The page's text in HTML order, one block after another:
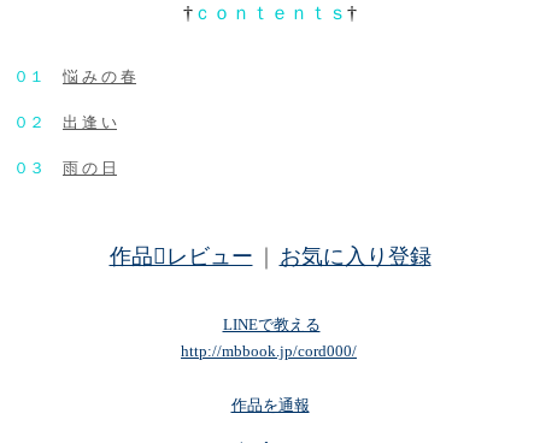
† ｃｏｎｔｅｎｔｓ †
０１ 悩 み の 春
０２ 出 逢 い
０３ 雨 の 日
作品レビュー ｜ お気に入り登録
LINEで教える
http://mbbook.jp/cord000/
作品を通報